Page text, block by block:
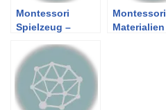
Montessori
Spielzeug –
die Materialien
Montessori
Materialien